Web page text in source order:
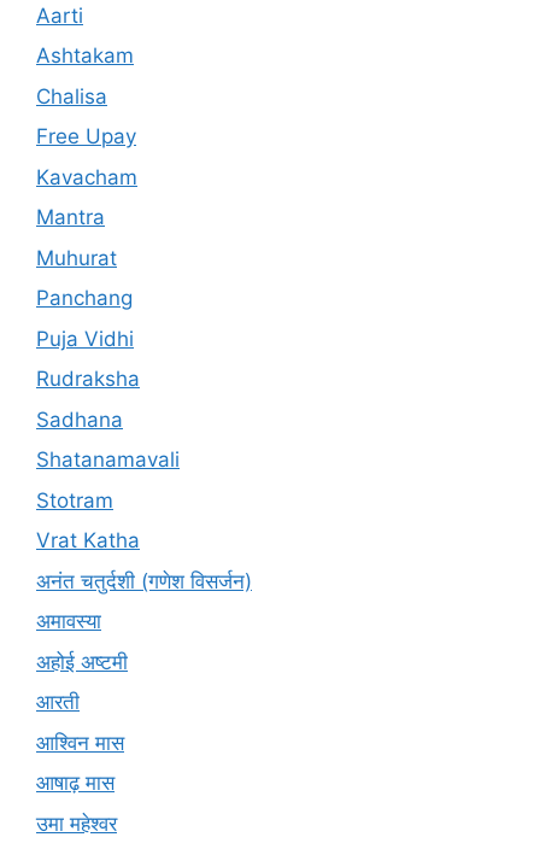
Aarti
Ashtakam
Chalisa
Free Upay
Kavacham
Mantra
Muhurat
Panchang
Puja Vidhi
Rudraksha
Sadhana
Shatanamavali
Stotram
Vrat Katha
अनंत चतुर्दशी (गणेश विसर्जन)
अमावस्या
अहोई अष्टमी
आरती
आश्विन मास
आषाढ़ मास
उमा महेश्वर